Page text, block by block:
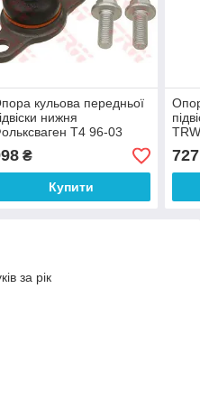
кульова передньої
нижня
Т4 96-03
₴
Купити
727
за рік